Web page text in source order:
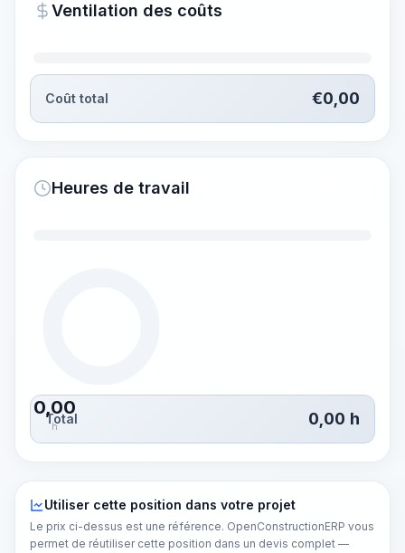
~15-30 Sek.
Ventilation des coûts
Coût total €0,00
Heures de travail
0,00
h
Total 0,00 h
Utiliser cette position dans votre projet
Le prix ci-dessus est une référence. OpenConstructionERP vous
permet de réutiliser cette position dans un devis complet —